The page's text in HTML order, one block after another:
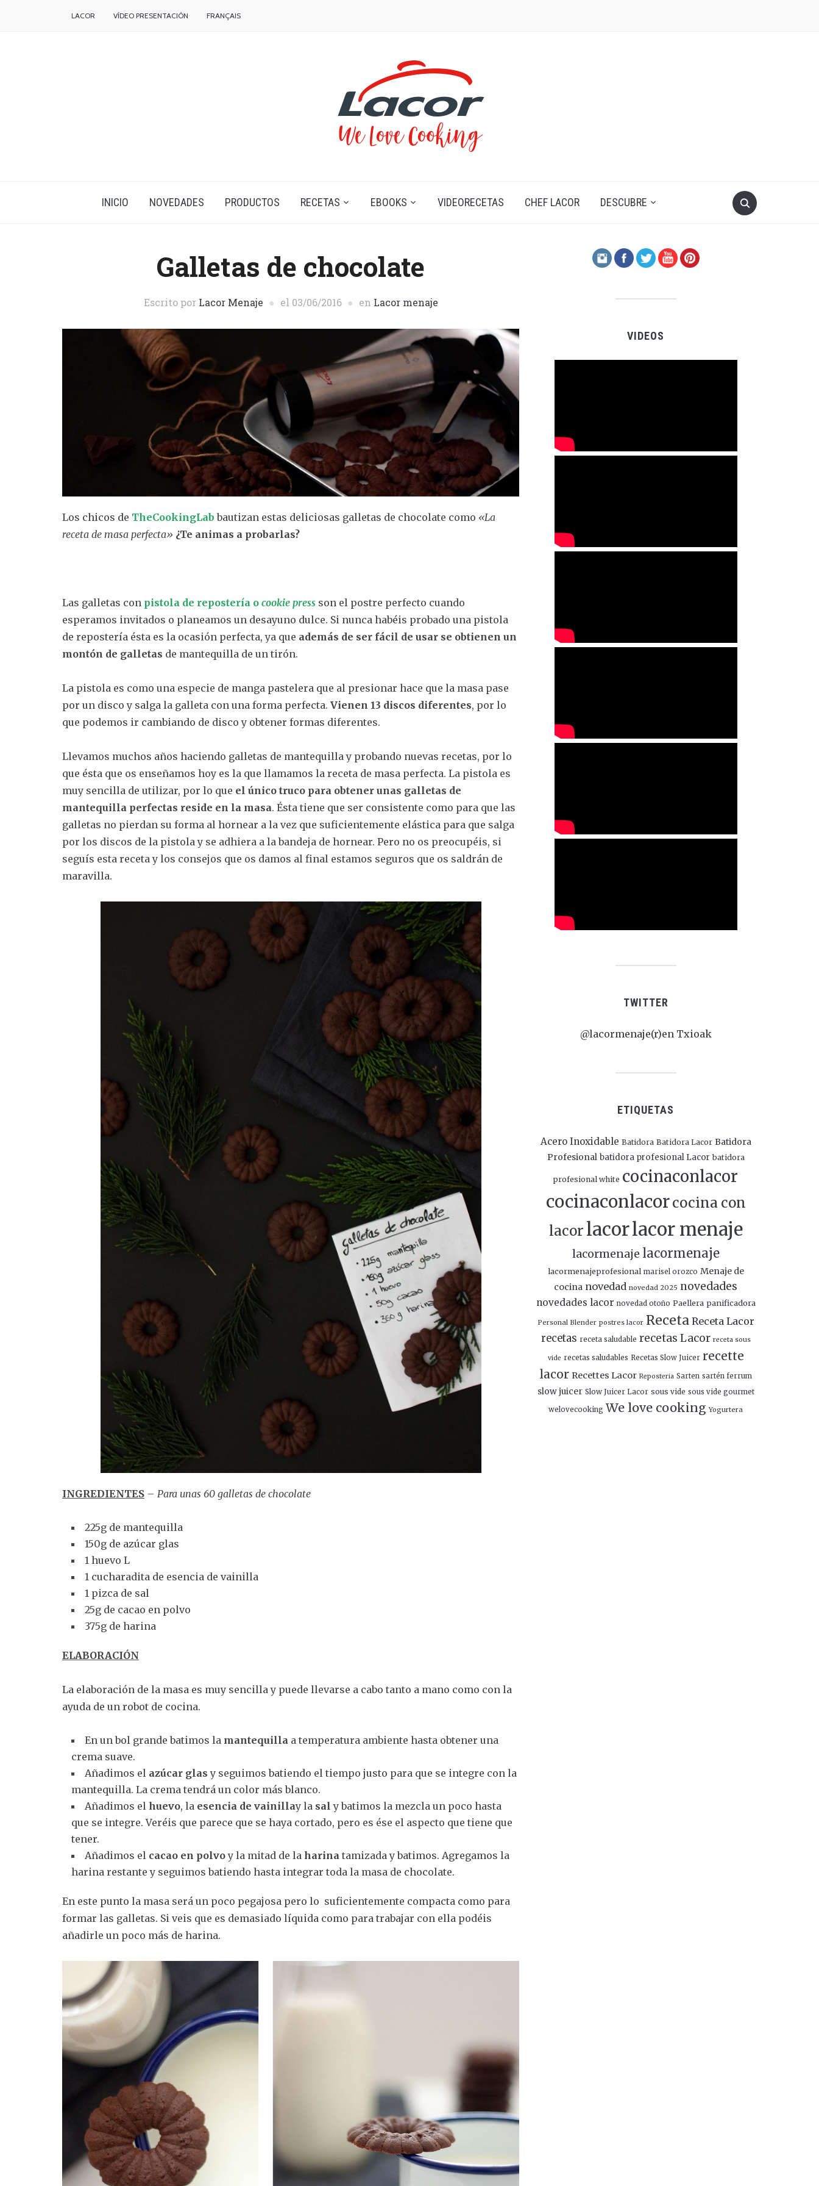
LACOR VÍDEO PRESENTACIÓN FRANÇAIS
INICIO NOVEDADES PRODUCTOS RECETAS EBOOKS VIDEORECETAS CHEF LACOR DESCUBRE
Galletas de chocolate
Escrito por Lacor Menaje el 03/06/2016 en Lacor menaje
Los chicos de TheCookingLab bautizan estas deliciosas galletas de chocolate como «La
receta de masa perfecta» ¿Te animas a probarlas?
Las galletas con pistola de repostería o cookie press son el postre perfecto cuando
esperamos invitados o planeamos un desayuno dulce. Si nunca habéis probado una pistola
de repostería ésta es la ocasión perfecta, ya que además de ser fácil de usar se obtienen un
montón de galletas de mantequilla de un tirón.
La pistola es como una especie de manga pastelera que al presionar hace que la masa pase
por un disco y salga la galleta con una forma perfecta. Vienen 13 discos diferentes, por lo
que podemos ir cambiando de disco y obtener formas diferentes.
Llevamos muchos años haciendo galletas de mantequilla y probando nuevas recetas, por lo
que ésta que os enseñamos hoy es la que llamamos la receta de masa perfecta. La pistola es
muy sencilla de utilizar, por lo que el único truco para obtener unas galletas de
mantequilla perfectas reside en la masa. Ésta tiene que ser consistente como para que las
galletas no pierdan su forma al hornear a la vez que suficientemente elástica para que salga
por los discos de la pistola y se adhiera a la bandeja de hornear. Pero no os preocupéis, si
seguís esta receta y los consejos que os damos al final estamos seguros que os saldrán de
maravilla.
INGREDIENTES – Para unas 60 galletas de chocolate
225g de mantequilla
150g de azúcar glas
1 huevo L
1 cucharadita de esencia de vainilla
1 pizca de sal
25g de cacao en polvo
375g de harina
ELABORACIÓN
La elaboración de la masa es muy sencilla y puede llevarse a cabo tanto a mano como con la
ayuda de un robot de cocina.
En un bol grande batimos la mantequilla a temperatura ambiente hasta obtener una
crema suave.
Añadimos el azúcar glas y seguimos batiendo el tiempo justo para que se integre con la
mantequilla. La crema tendrá un color más blanco.
Añadimos el huevo, la esencia de vainillay la sal y batimos la mezcla un poco hasta
que se integre. Veréis que parece que se haya cortado, pero es ése el aspecto que tiene que
tener.
Añadimos el cacao en polvoy la mitad de la harina tamizada y batimos. Agregamos la
harina restante y seguimos batiendo hasta integrar toda la masa de chocolate.
En este punto la masa será un poco pegajosa pero lo suficientemente compacta como para
formar las galletas. Si veis que es demasiado líquida como para trabajar con ella podéis
añadirle un poco más de harina.
VIDEOS
TWITTER
@lacormenaje(r)en Txioak
ETIQUETAS
Acero Inoxidable Batidora Batidora Lacor Batidora
Profesional batidora profesional Lacor batidora
profesional white cocinaconlacor
cocinaconlacorcocina con
lacor lacorlacor menaje
lacormenaje lacormenaje
lacormenajeprofesional marisel orozco Menaje de
cocina novedad novedad 2025 novedades
novedades lacor novedad otoño Paellera panificadora
Personal Blender postres lacor Receta Receta Lacor
recetas receta saludable recetas Lacor receta sous
vide recetas saludables Recetas Slow Juicer recette
lacor Recettes Lacor Reposteria Sarten sartén ferrum
slow juicer Slow Juicer Lacor sous vide sous vide gourmet
welovecooking We love cooking Yogurtera